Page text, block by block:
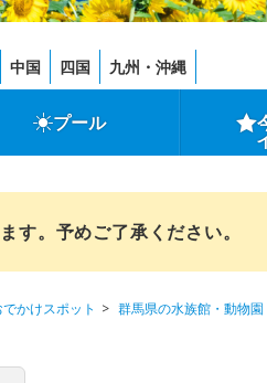
中国 四国 九州・沖縄
プール
す。予めご了承ください。
かけスポット
群馬県の水族館・動物園